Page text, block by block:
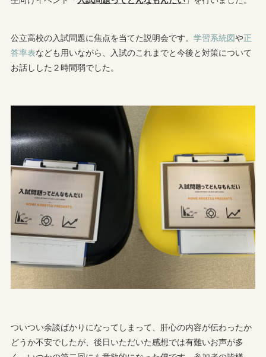
公立高校の入試問題に焦点を当てた説明会です。学習系統図や正
答率表なども用いながら、入試のこれまでと今後と対策について
お話しした２時間弱でした。
ついつい余談ばかりになってしまって、肝心の内容が伝わったか
どうか不安でしたが、後日いただいた感想では有難いお声が多